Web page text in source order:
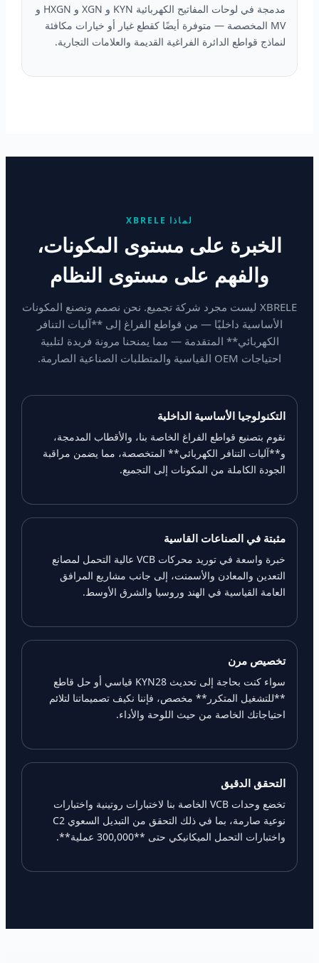
مدمجة في لوحات المفاتيح الكهربائية KYN و XGN و HXGN و
MV المخصصة — متوفرة أيضًا كقطع غيار أو خيارات مكافئة
لنماذج قواطع الدائرة الفراغية القديمة والعلامات التجارية.
لماذا XBRELE
الخبرة على مستوى المكونات،
والفهم على مستوى النظام
XBRELE ليست مجرد شركة تجميع. نحن نصمم ونصنع المكونات
الأساسية داخليًا — من قواطع الفراغ إلى **آليات التنافر
الكهربائي** المتقدمة — مما يمنحنا مرونة فريدة لتلبية
احتياجات OEM القياسية والمتطلبات الصناعية الصارمة.
التكنولوجيا الأساسية الداخلية
نقوم بتصنيع قواطع الفراغ الخاصة بنا، والأقطاب المدمجة،
و**آليات التنافر الكهربائي** المتخصصة، مما يضمن مراقبة
الجودة الكاملة من المكونات إلى التجميع.
مثبتة في الصناعات القاسية
خبرة واسعة في توريد محركات VCB عالية التحمل لمصانع
التعدين والمعادن والأسمنت، إلى جانب مشاريع المرافق
العامة القياسية في الهند وروسيا والشرق الأوسط.
تخصيص مرن
سواء كنت بحاجة إلى تحديث KYN28 قياسي أو حل قاطع
**للتشغيل المتكرر** مخصص، فإننا نكيف تصميماتنا لتلائم
احتياجاتك الخاصة من حيث اللوحة والأداء.
التحقق الدقيق
تخضع وحدات VCB الخاصة بنا لاختبارات روتينية واختبارات
نوعية صارمة، بما في ذلك التحقق من التبديل السعوي C2
واختبارات التحمل الميكانيكي حتى **300,000 عملية**.